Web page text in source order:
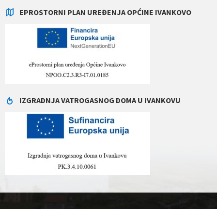
EPROSTORNI PLAN UREĐENJA OPĆINE IVANKOVO
IZGRADNJA VATROGASNOG DOMA U IVANKOVU